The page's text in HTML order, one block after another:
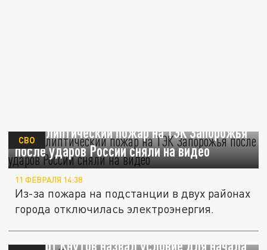
Апокалиптический пожар на ТЭК Запорожья
после ударов России сняли на видео
СВО
11 ФЕВРАЛЯ 14:38
Из-за пожара на подстанции в двух районах
города отключилась электроэнергия.
Эксперт Кнутов назвал условие для начала